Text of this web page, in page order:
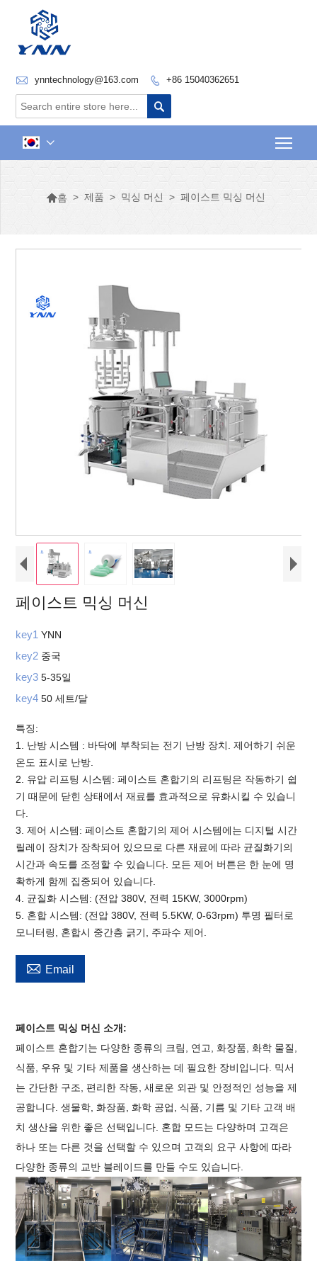
 ynntechnology@163.com  +86 15040362651


홈 > 제품 > 믹싱 머신 > 페이스트 믹싱 머신
페이스트 믹싱 머신
key1YNN
key2 중국
key35-35일
key450 세트/달
특징:
1. 난방 시스템 : 바닥에 부착되는 전기 난방 장치. 제어하기 쉬운
온도 표시로 난방.
2. 유압 리프팅 시스템: 페이스트 혼합기의 리프팅은 작동하기 쉽
기 때문에 닫힌 상태에서 재료를 효과적으로 유화시킬 수 있습니
다.
3. 제어 시스템: 페이스트 혼합기의 제어 시스템에는 디지털 시간
릴레이 장치가 장착되어 있으므로 다른 재료에 따라 균질화기의
시간과 속도를 조정할 수 있습니다. 모든 제어 버튼은 한 눈에 명
확하게 함께 집중되어 있습니다.
4. 균질화 시스템: (전압 380V, 전력 15KW, 3000rpm)
5. 혼합 시스템: (전압 380V, 전력 5.5KW, 0-63rpm) 투명 필터로
모니터링, 혼합시 중간층 긁기, 주파수 제어.
 Email
페이스트 믹싱 머신 소개:
페이스트 혼합기는 다양한 종류의 크림, 연고, 화장품, 화학 물질,
식품, 우유 및 기타 제품을 생산하는 데 필요한 장비입니다. 믹서
는 간단한 구조, 편리한 작동, 새로운 외관 및 안정적인 성능을 제
공합니다. 생물학, 화장품, 화학 공업, 식품, 기름 및 기타 고객 배
치 생산을 위한 좋은 선택입니다. 혼합 모드는 다양하며 고객은
하나 또는 다른 것을 선택할 수 있으며 고객의 요구 사항에 따라
다양한 종류의 교반 블레이드를 만들 수도 있습니다.